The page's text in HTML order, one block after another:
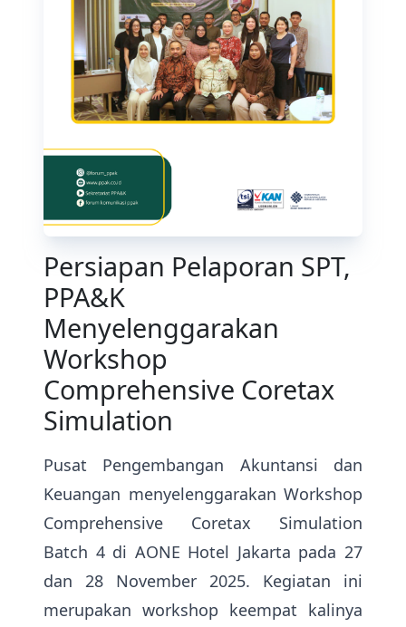
Persiapan Pelaporan SPT,
PPA&K
Menyelenggarakan
Workshop
Comprehensive Coretax
Simulation
Pusat Pengembangan Akuntansi dan
Keuangan menyelenggarakan Workshop
Comprehensive Coretax Simulation
Batch 4 di AONE Hotel Jakarta pada 27
dan 28 November 2025. Kegiatan ini
merupakan workshop keempat kalinya